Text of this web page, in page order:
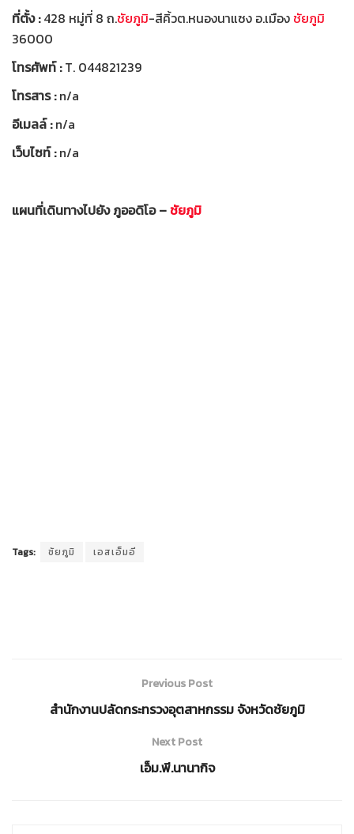
ที่ตั้ง :428 หมู่ที่ 8 ถ.ชัยภูมิ-สีคิ้วต.หนองนาแซง อ.เมืองชัยภูมิ
36000
โทรศัพท์ :T. 044821239
โทรสาร :n/a
อีเมลล์ :n/a
เว็บไซท์ :n/a
แผนที่เดินทางไปยัง ภูออดิโอ –ชัยภูมิ
Tags: ชัยภูมิ เอสเอ็มอี
Previous Post
สำนักงานปลัดกระทรวงอุตสาหกรรม จังหวัดชัยภูมิ
Next Post
เอ็ม.พี.นานากิจ